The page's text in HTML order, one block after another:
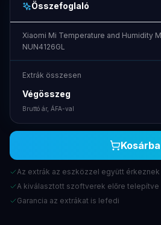
Összefoglaló
Xiaomi Mi Temperature and Humidity
NUN4126GL
Extrák összesen
Végösszeg
Bruttó ár, ÁFA-val
Kosárba
Az extrák az eszközzel együtt érkeznek
A kiválasztott szoftverek előre telepítve
Garancia az extrákat is lefedi